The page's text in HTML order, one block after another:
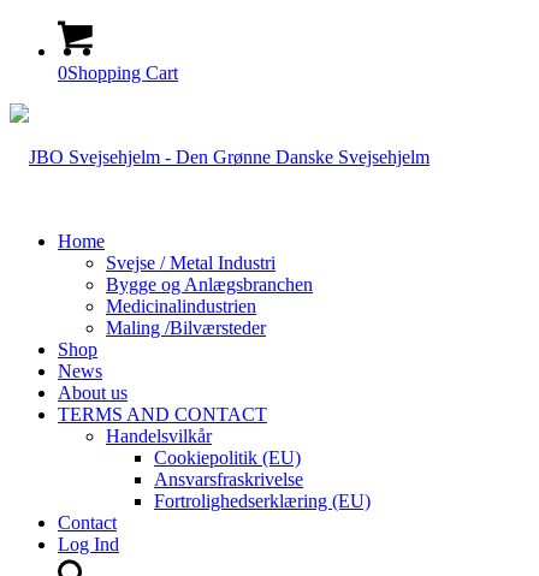
0Shopping Cart
Home
Svejse / Metal Industri
Bygge og Anlægsbranchen
Medicinalindustrien
Maling /Bilværsteder
Shop
News
About us
TERMS AND CONTACT
Handelsvilkår
Cookiepolitik (EU)
Ansvarsfraskrivelse
Fortrolighedserklæring (EU)
Contact
Log Ind